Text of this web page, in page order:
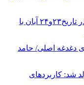
کنفرانس بین المللی کیفیت در دبی در تاریخ۲۳و۲۴ آبان با
دغدغه اصلی/ حامد
شد: کاربردهای